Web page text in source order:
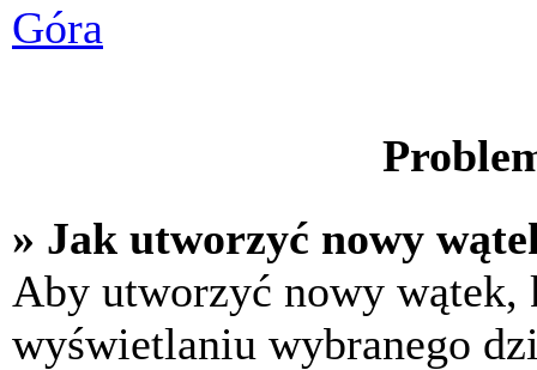
Góra
» Jak utworzyć nowy
Aby utworzyć nowy
wyświetlaniu wybranego